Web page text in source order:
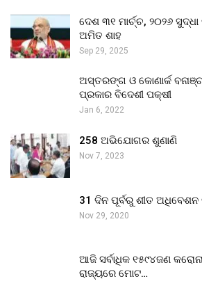
ଦେଶ ୩୧ ମାର୍ଚ୍ଚ, ୨୦୨୬
ଅମିତ ଶାହ
Sep 29, 2025
ଅସ୍ତରଙ୍ଗ ଓ କୋଣାର୍କ
ପ୍ରକାର ବିଦେଶୀ ପକ୍ଷୀ
Jan 6, 2022
258 ଅଭିଯୋଗର ଶୁଣାଣି
Nov 7, 2023
31 ଦିନ ପୂର୍ବରୁ ଶୀତ ଅଧିବେଶନ
Nov 29, 2020
ଆଜି ସର୍ବାଧିକ ୧୫୯୪ଜଣ
ରାଜ୍ୟରେ ମୋଟ…